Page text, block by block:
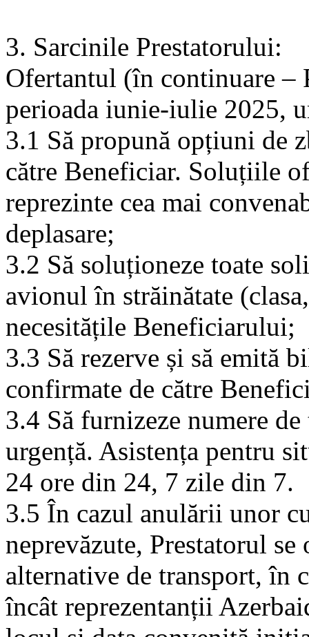
3. Sarcinile Prestatorului:
Ofertantul (în continuare –
perioada iunie-iulie 2025,
3.1 Să propună opțiuni de
către Beneficiar. Soluțiile
reprezinte cea mai
deplasare;
3.2 Să soluționeze toate
avionul în străinătate
necesitățile Beneficiarului;
3.3 Să rezerve și să emită
confirmate de către
3.4 Să furnizeze numere
urgență. Asistența pentru
24 ore din 24, 7 zile din 7.
3.5 În cazul anulării unor
neprevăzute, Prestatorul se
alternative de transport, în
încât reprezentanții